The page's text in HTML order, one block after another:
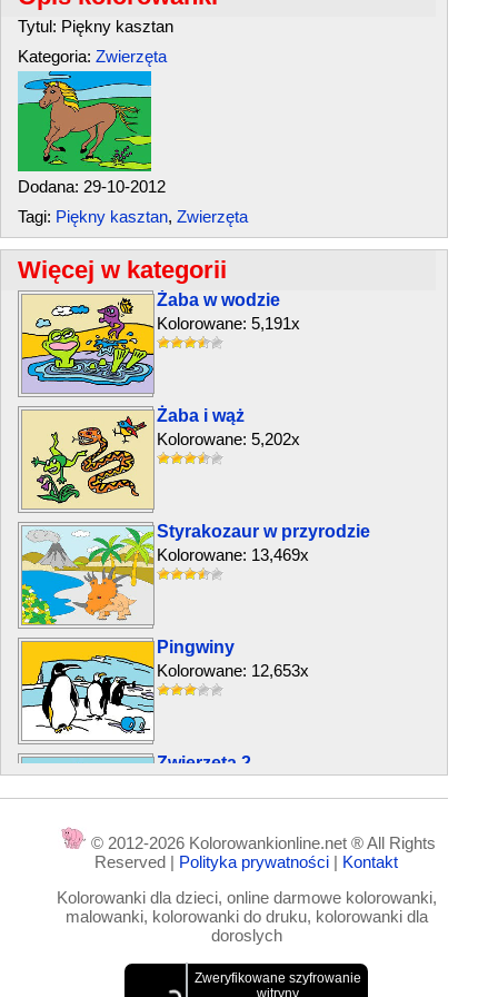
Tytul: Piękny kasztan
Kategoria: Zwierzęta
Dodana: 29-10-2012
Tagi: Piękny kasztan, Zwierzęta
Więcej w kategorii
Żaba w wodzie
Kolorowane: 5,191x
Żaba i wąż
Kolorowane: 5,202x
Styrakozaur w przyrodzie
Kolorowane: 13,469x
Pingwiny
Kolorowane: 12,653x
Zwierzęta 2
Kolorowane: 4,800x
© 2012-2026 Kolorowankionline.net ® All Rights
Reserved | Polityka prywatności | Kontakt
Kolorowanki dla dzieci, online darmowe kolorowanki,
malowanki, kolorowanki do druku, kolorowanki dla
doroslych